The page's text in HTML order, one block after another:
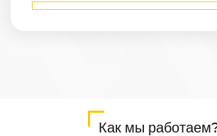
Артем —
Как мы